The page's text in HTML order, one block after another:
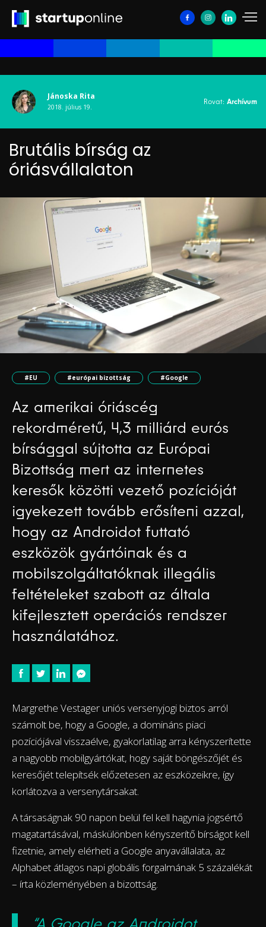
Jánoska Rita
2018. július 19.
Rovat: Archívum
Brutális bírság az
óriásvállalaton
#EU #európai bizottság #Google
Az amerikai óriáscég
rekordméretű, 4,3 milliárd eurós
bírsággal sújtotta az Európai
Bizottság mert az internetes
keresők közötti vezető pozícióját
igyekezett tovább erősíteni azzal,
hogy az Androidot futtató
eszközök gyártóinak és a
mobilszolgáltatóknak illegális
feltételeket szabott az általa
kifejlesztett operációs rendszer
használatához.
Margrethe Vestager uniós versenyjogi biztos arról
számolt be, hogy a Google, a domináns piaci
pozíciójával visszaélve, gyakorlatilag arra kényszerítette
a nagyobb mobilgyártókat, hogy saját böngészőjét és
keresőjét telepítsék előzetesen az eszközeikre, így
korlátozva a versenytársakat.
A társaságnak 90 napon belül fel kell hagynia jogsértő
magatartásával, máskülönben kényszerítő bírságot kell
fizetnie, amely elérheti a Google anyavállalata, az
Alphabet átlagos napi globális forgalmának 5 százalékát
– írta közleményében a bizottság.
“A Google az Androidot